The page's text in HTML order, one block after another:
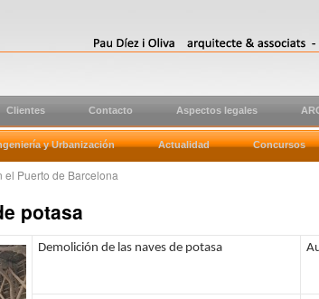
Clientes Contacto Aspectos legales
y Urbanización Actualidad Concursos
el Puerto de Barcelona
potasa
Demolición de las naves de potasa